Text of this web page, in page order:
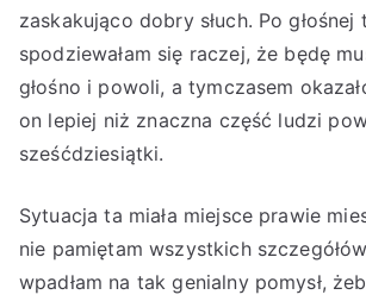
zaskakująco dobry słuch. Po głośnej
spodziewałam się raczej, że będę
głośno i powoli, a tymczasem
on lepiej niż znaczna część ludzi
sześćdziesiątki.
Sytuacja ta miała miejsce prawie
nie pamiętam wszystkich
wpadłam na tak genialny pomysł,